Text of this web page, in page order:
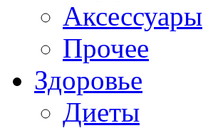
Аксессуары
Прочее
Здоровье
Диеты